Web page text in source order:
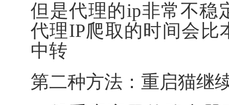
但是代理的ip非常不稳
代理IP爬取的时间会比
中转
第二种方法：重启猫继